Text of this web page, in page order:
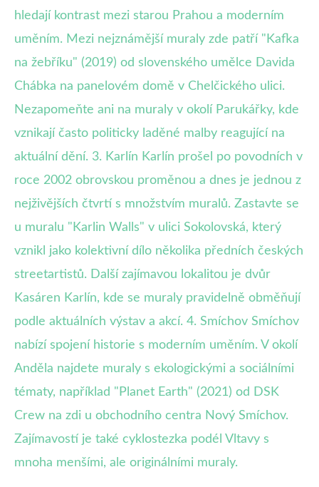
hledají kontrast mezi starou Prahou a moderním
uměním. Mezi nejznámější muraly zde patří "Kafka
na žebříku" (2019) od slovenského umělce Davida
Chábka na panelovém domě v Chelčického ulici.
Nezapomeňte ani na muraly v okolí Parukářky, kde
vznikají často politicky laděné malby reagující na
aktuální dění. 3. Karlín Karlín prošel po povodních v
roce 2002 obrovskou proměnou a dnes je jednou z
nejživějších čtvrtí s množstvím muralů. Zastavte se
u muralu "Karlin Walls" v ulici Sokolovská, který
vznikl jako kolektivní dílo několika předních českých
streetartistů. Další zajímavou lokalitou je dvůr
Kasáren Karlín, kde se muraly pravidelně obměňují
podle aktuálních výstav a akcí. 4. Smíchov Smíchov
nabízí spojení historie s moderním uměním. V okolí
Anděla najdete muraly s ekologickými a sociálními
tématy, například "Planet Earth" (2021) od DSK
Crew na zdi u obchodního centra Nový Smíchov.
Zajímavostí je také cyklostezka podél Vltavy s
mnoha menšími, ale originálními muraly.